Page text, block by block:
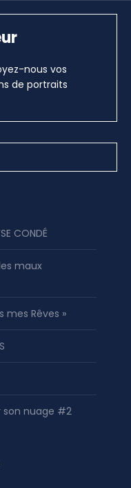
nous vos
de portraits
CONDÉ
maux
mes Rêves »
son nuage #2